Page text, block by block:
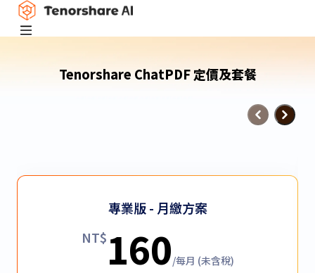
Tenorshare ChatPDF 定價及套餐
專業版 - 月繳方案
NT$160/每月 (未含稅)